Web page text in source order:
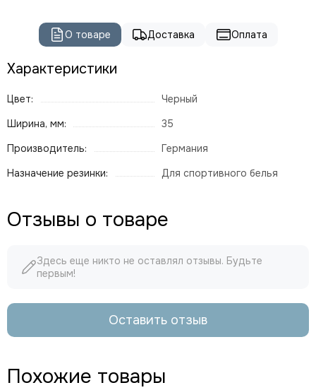
О товаре Доставка Оплата
Характеристики
Цвет:
Черный
Ширина, мм:
35
Производитель:
Германия
Назначение резинки:
Для спортивного белья
Отзывы о товаре
Здесь еще никто не оставлял отзывы. Будьте
первым!
Оставить отзыв
Похожие товары